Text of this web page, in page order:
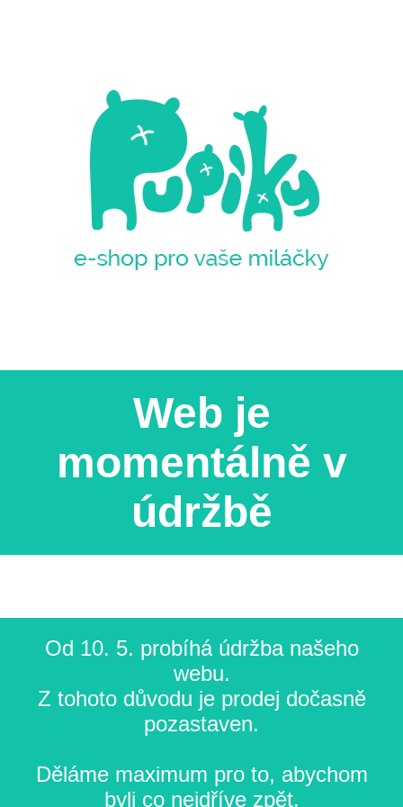
Web je
momentálně v
údržbě
Od 10. 5. probíhá údržba našeho
webu.
Z tohoto důvodu je prodej dočasně
pozastaven.
Děláme maximum pro to, abychom
byli co nejdříve zpět.